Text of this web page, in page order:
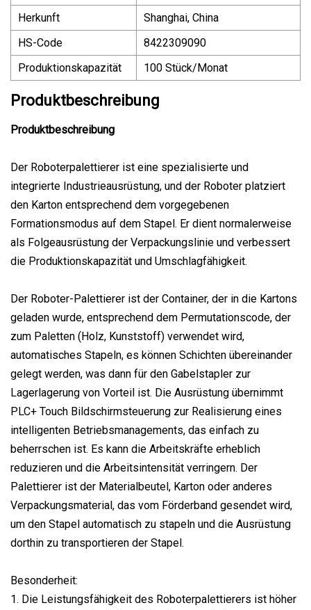
Herkunft
Shanghai, China
HS-Code
8422309090
Produktionskapazität
100 Stück/Monat
Produktbeschreibung
Produktbeschreibung
Der Roboterpalettierer ist eine spezialisierte und
integrierte Industrieausrüstung, und der Roboter platziert
den Karton entsprechend dem vorgegebenen
Formationsmodus auf dem Stapel. Er dient normalerweise
als Folgeausrüstung der Verpackungslinie und verbessert
die Produktionskapazität und Umschlagfähigkeit.
Der Roboter-Palettierer ist der Container, der in die Kartons
geladen wurde, entsprechend dem Permutationscode, der
zum Paletten (Holz, Kunststoff) verwendet wird,
automatisches Stapeln, es können Schichten übereinander
gelegt werden, was dann für den Gabelstapler zur
Lagerlagerung von Vorteil ist. Die Ausrüstung übernimmt
PLC+ Touch Bildschirmsteuerung zur Realisierung eines
intelligenten Betriebsmanagements, das einfach zu
beherrschen ist. Es kann die Arbeitskräfte erheblich
reduzieren und die Arbeitsintensität verringern. Der
Palettierer ist der Materialbeutel, Karton oder anderes
Verpackungsmaterial, das vom Förderband gesendet wird,
um den Stapel automatisch zu stapeln und die Ausrüstung
dorthin zu transportieren der Stapel.
Besonderheit:
1. Die Leistungsfähigkeit des Roboterpalettierers ist höher